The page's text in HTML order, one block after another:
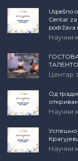
Uspešno
Centar
podržava
Научни
Центар
Од
Научни
Успешно
Научни